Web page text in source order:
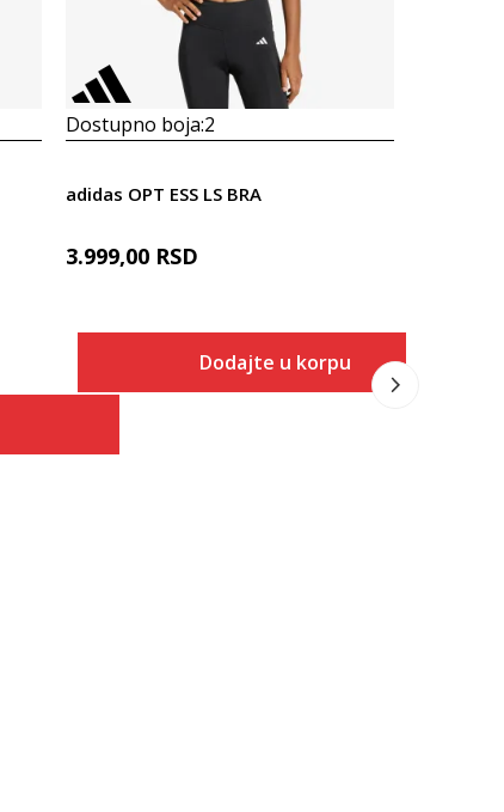
Dostupno boja:2
adidas OPT ESS LS BRA
3.999,00 RSD
Dodajte u korpu